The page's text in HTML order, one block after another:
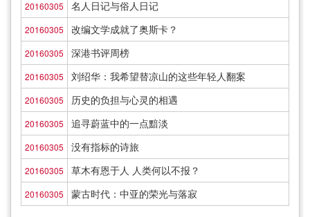
20160305 名人日记与俗人日记
20160305 改编文学成就了奥斯卡？
20160305 深港书评周榜
20160305 刘绍华：我希望替凉山的这些年轻人翻案
20160305 历史的负担与心灵的相遇
20160305 追寻蔚蓝中的一点黯淡
20160305 没有指标的诗旅
20160305 草木有恩于人 人类何以不报？
20160305 蒙古时代：中亚的荣光与落寂